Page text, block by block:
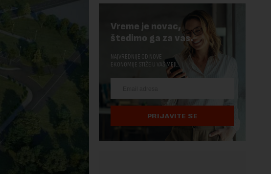
Vreme je novac,
štedimo ga za vas.
NAJVREDNIJE OD NOVE
EKONOMIJE STIŽE U VAŠ MEJL.
PRIJAVITE SE